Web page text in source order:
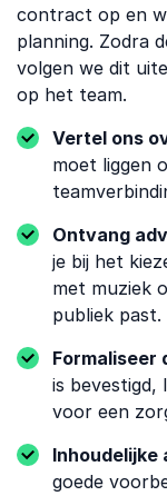
contract op en
planning. Zodra
volgen we dit
op het team.
Vertel ons
moet liggen
Ontvang
je bij het
met muziek
publiek past.
Formaliseer
is bevestigd,
voor een
Inhoudelijke
goede